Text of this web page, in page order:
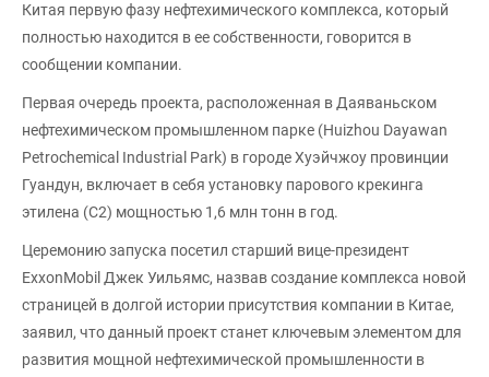
Китая первую фазу нефтехимического комплекса, который
полностью находится в ее собственности, говорится в
сообщении компании.
Первая очередь проекта, расположенная в Даяваньском
нефтехимическом промышленном парке (Huizhou Dayawan
Petrochemical Industrial Park) в городе Хуэйчжоу провинции
Гуандун, включает в себя установку парового крекинга
этилена (С2) мощностью 1,6 млн тонн в год.
Церемонию запуска посетил старший вице-президент
ExxonMobil Джек Уильямс, назвав создание комплекса новой
страницей в долгой истории присутствия компании в Китае,
заявил, что данный проект станет ключевым элементом для
развития мощной нефтехимической промышленности в